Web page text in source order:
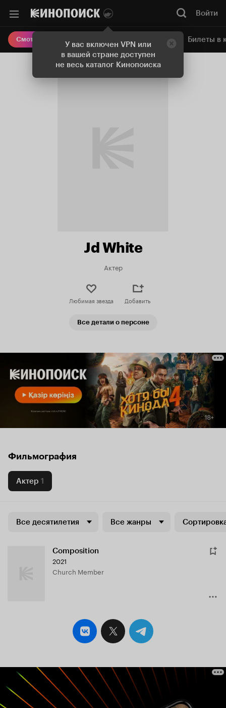
У вас включен VPN или
в вашей стране доступен
не весь каталог Кинопоиска
Войти
Смотреть кино Онлайн-кинотеатр Билеты в
Jd White
Актер
Любимая звезда Добавить
Все детали о персоне
Фильмография
Актер 1
Все десятилетия Все жанры
Composition
2021
Church Member